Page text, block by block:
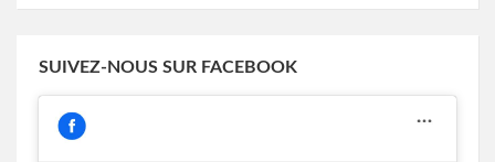
SUIVEZ-NOUS SUR FACEBOOK